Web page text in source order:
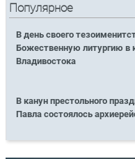
Популярное
В день своего
Божественную литургию в
Владивостока
В канун престольного
Павла состоялось